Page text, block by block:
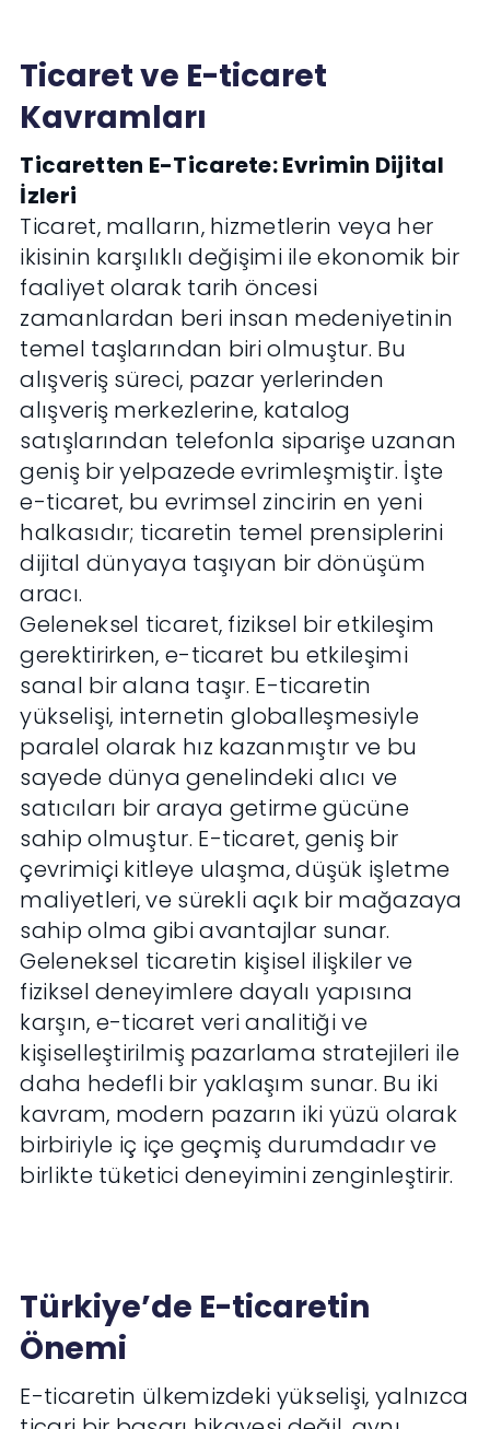
Ticaret ve E-ticaret
Kavramları
Ticaretten E-Ticarete: Evrimin Dijital
İzleri
Ticaret, malların, hizmetlerin veya her
ikisinin karşılıklı değişimi ile ekonomik bir
faaliyet olarak tarih öncesi
zamanlardan beri insan medeniyetinin
temel taşlarından biri olmuştur. Bu
alışveriş süreci, pazar yerlerinden
alışveriş merkezlerine, katalog
satışlarından telefonla siparişe uzanan
geniş bir yelpazede evrimleşmiştir. İşte
e-ticaret, bu evrimsel zincirin en yeni
halkasıdır; ticaretin temel prensiplerini
dijital dünyaya taşıyan bir dönüşüm
aracı.
Geleneksel ticaret, fiziksel bir etkileşim
gerektirirken, e-ticaret bu etkileşimi
sanal bir alana taşır. E-ticaretin
yükselişi, internetin globalleşmesiyle
paralel olarak hız kazanmıştır ve bu
sayede dünya genelindeki alıcı ve
satıcıları bir araya getirme gücüne
sahip olmuştur. E-ticaret, geniş bir
çevrimiçi kitleye ulaşma, düşük işletme
maliyetleri, ve sürekli açık bir mağazaya
sahip olma gibi avantajlar sunar.
Geleneksel ticaretin kişisel ilişkiler ve
fiziksel deneyimlere dayalı yapısına
karşın, e-ticaret veri analitiği ve
kişiselleştirilmiş pazarlama stratejileri ile
daha hedefli bir yaklaşım sunar. Bu iki
kavram, modern pazarın iki yüzü olarak
birbiriyle iç içe geçmiş durumdadır ve
birlikte tüketici deneyimini zenginleştirir.
Türkiye’de E-ticaretin
Önemi
E-ticaretin ülkemizdeki yükselişi, yalnızca